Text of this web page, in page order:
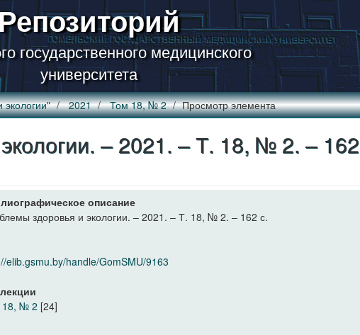
государственного медицинского
университета
2021 Том 18, № 2 Просмотр элемента
– 2021. – Т. 18, № 2. – 162
описание
здоровья и экологии. – 2021. – Т. 18, № 2. – 162 с.
elib.gsmu.by/handle/GomSMU/9163
18, № 2 [24]